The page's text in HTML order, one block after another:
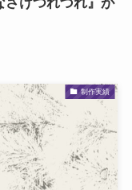
制作実績